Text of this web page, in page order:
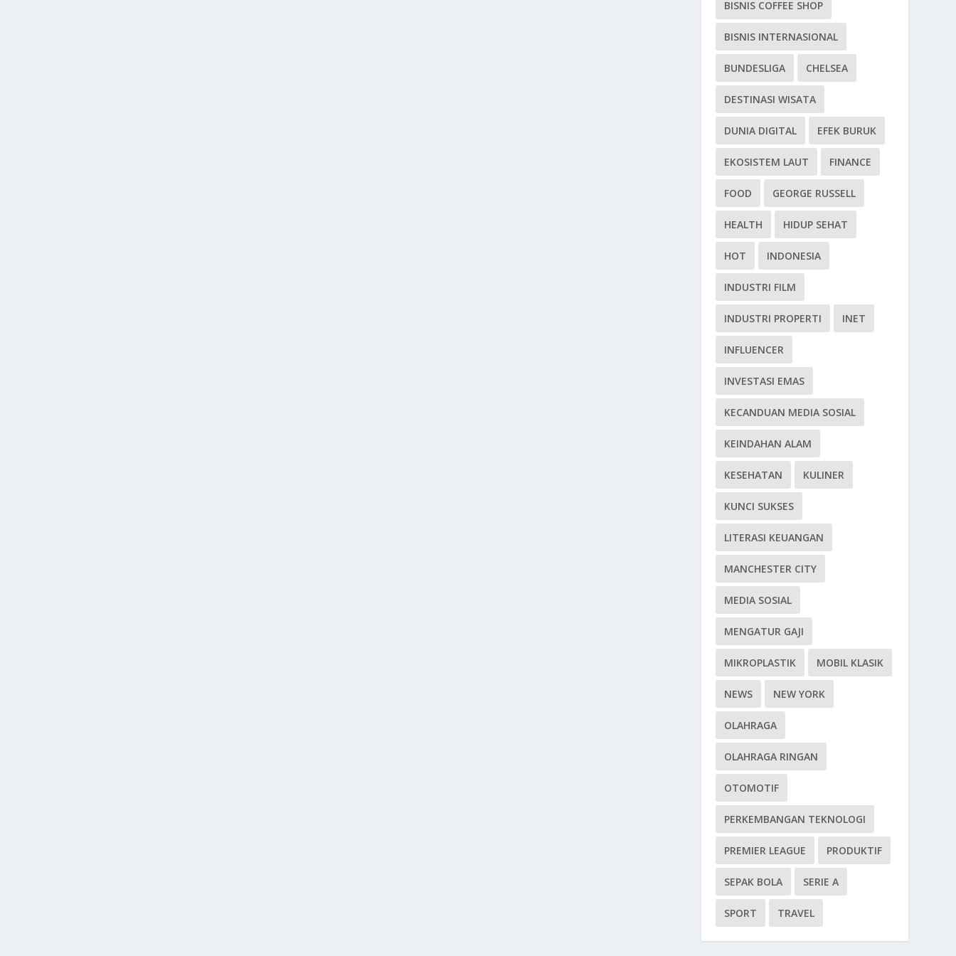
BISNIS COFFEE SHOP
BISNIS INTERNASIONAL
BUNDESLIGA CHELSEA
DESTINASI WISATA
DUNIA DIGITAL EFEK BURUK
EKOSISTEM LAUT FINANCE
FOOD GEORGE RUSSELL
HEALTH HIDUP SEHAT
HOT INDONESIA
INDUSTRI FILM
INDUSTRI PROPERTI INET
INFLUENCER
INVESTASI EMAS
KECANDUAN MEDIA SOSIAL
KEINDAHAN ALAM
KESEHATAN KULINER
KUNCI SUKSES
LITERASI KEUANGAN
MANCHESTER CITY
MEDIA SOSIAL
MENGATUR GAJI
MIKROPLASTIK MOBIL KLASIK
NEWS NEW YORK
OLAHRAGA
OLAHRAGA RINGAN
OTOMOTIF
PERKEMBANGAN TEKNOLOGI
PREMIER LEAGUE PRODUKTIF
SEPAK BOLA SERIE A
SPORT TRAVEL